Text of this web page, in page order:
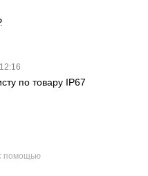
по товару IP67
помощью